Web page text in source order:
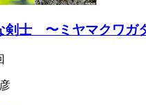
剣士 〜ミヤマクワガ